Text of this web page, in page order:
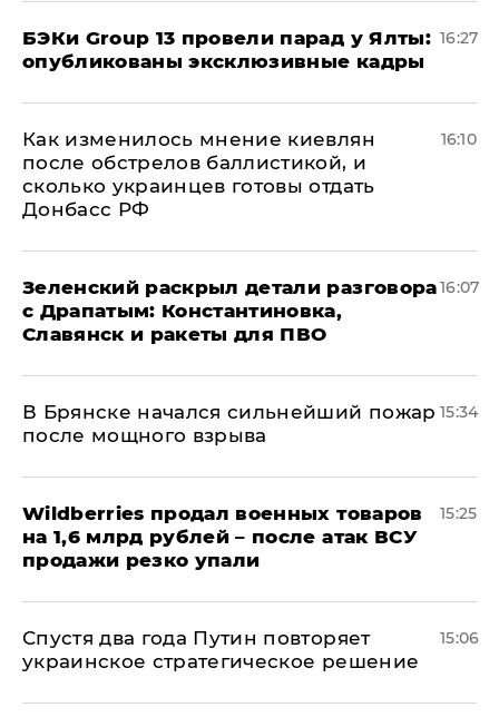
​БЭКи Group 13 провели парад у Ялты:
опубликованы эксклюзивные кадры
16:27
Как изменилось мнение киевлян
после обстрелов баллистикой, и
сколько украинцев готовы отдать
Донбасс РФ
16:10
​Зеленский раскрыл детали разговора
с Драпатым: Константиновка,
Славянск и ракеты для ПВО
16:07
В Брянске начался сильнейший пожар
после мощного взрыва
15:34
​Wildberries продал военных товаров
на 1,6 млрд рублей – после атак ВСУ
продажи резко упали
15:25
Спустя два года Путин повторяет
украинское стратегическое решение
15:06